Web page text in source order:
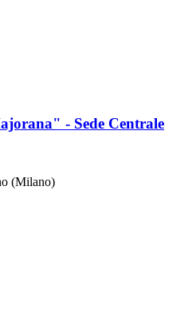
- Sede Centrale
(Milano)